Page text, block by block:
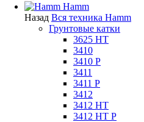
Hamm
Назад Вся техника Hamm
Грунтовые катки
3625 HT
3410
3410 P
3411
3411 P
3412
3412 HT
3412 HT P